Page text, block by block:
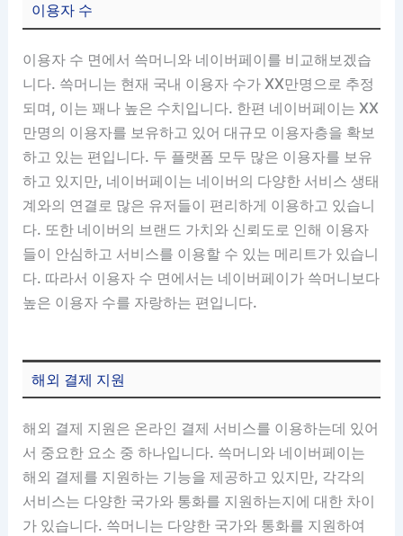
이용자 수
이용자 수 면에서 쓱머니와 네이버페이를 비교해보겠습
니다. 쓱머니는 현재 국내 이용자 수가 XX만명으로 추정
되며, 이는 꽤나 높은 수치입니다. 한편 네이버페이는 XX
만명의 이용자를 보유하고 있어 대규모 이용자층을 확보
하고 있는 편입니다. 두 플랫폼 모두 많은 이용자를 보유
하고 있지만, 네이버페이는 네이버의 다양한 서비스 생태
계와의 연결로 많은 유저들이 편리하게 이용하고 있습니
다. 또한 네이버의 브랜드 가치와 신뢰도로 인해 이용자
들이 안심하고 서비스를 이용할 수 있는 메리트가 있습니
다. 따라서 이용자 수 면에서는 네이버페이가 쓱머니보다
높은 이용자 수를 자랑하는 편입니다.
해외 결제 지원
해외 결제 지원은 온라인 결제 서비스를 이용하는데 있어
서 중요한 요소 중 하나입니다. 쓱머니와 네이버페이는
해외 결제를 지원하는 기능을 제공하고 있지만, 각각의
서비스는 다양한 국가와 통화를 지원하는지에 대한 차이
가 있습니다. 쓱머니는 다양한 국가와 통화를 지원하여